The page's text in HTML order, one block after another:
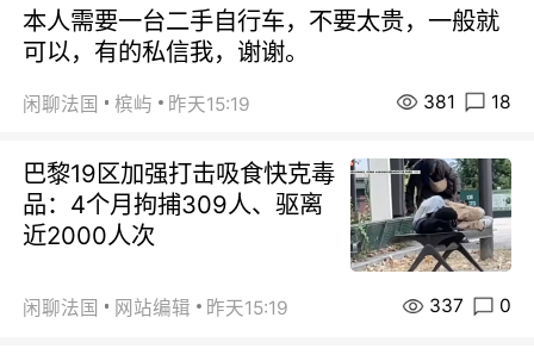
本人需要一台二手自行车，不要太贵，一般就
可以，有的私信我，谢谢。
闲聊法国 槟屿 昨天15:19 381 18
巴黎19区加强打击吸食快克毒
品：4个月拘捕309人、驱离
近2000人次
闲聊法国 网站编辑 昨天15:19 337 0